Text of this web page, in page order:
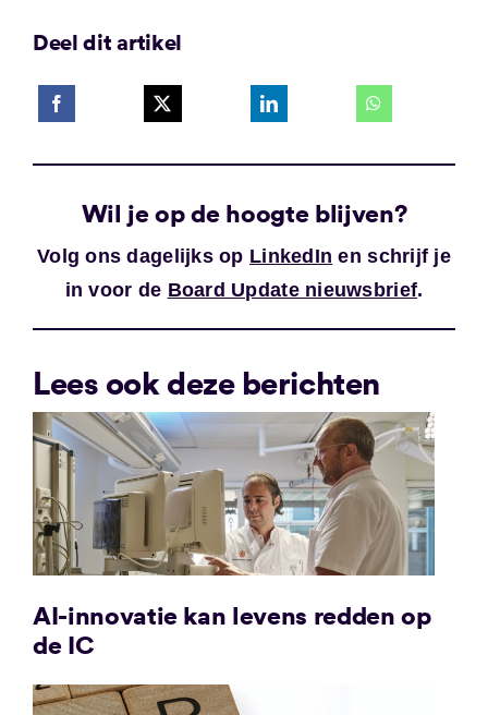
Deel dit artikel
Wil je op de hoogte blijven?
Volg ons dagelijks op LinkedIn en schrijf je
in voor de Board Update nieuwsbrief.
Lees ook deze berichten
AI-innovatie kan levens redden op
de IC